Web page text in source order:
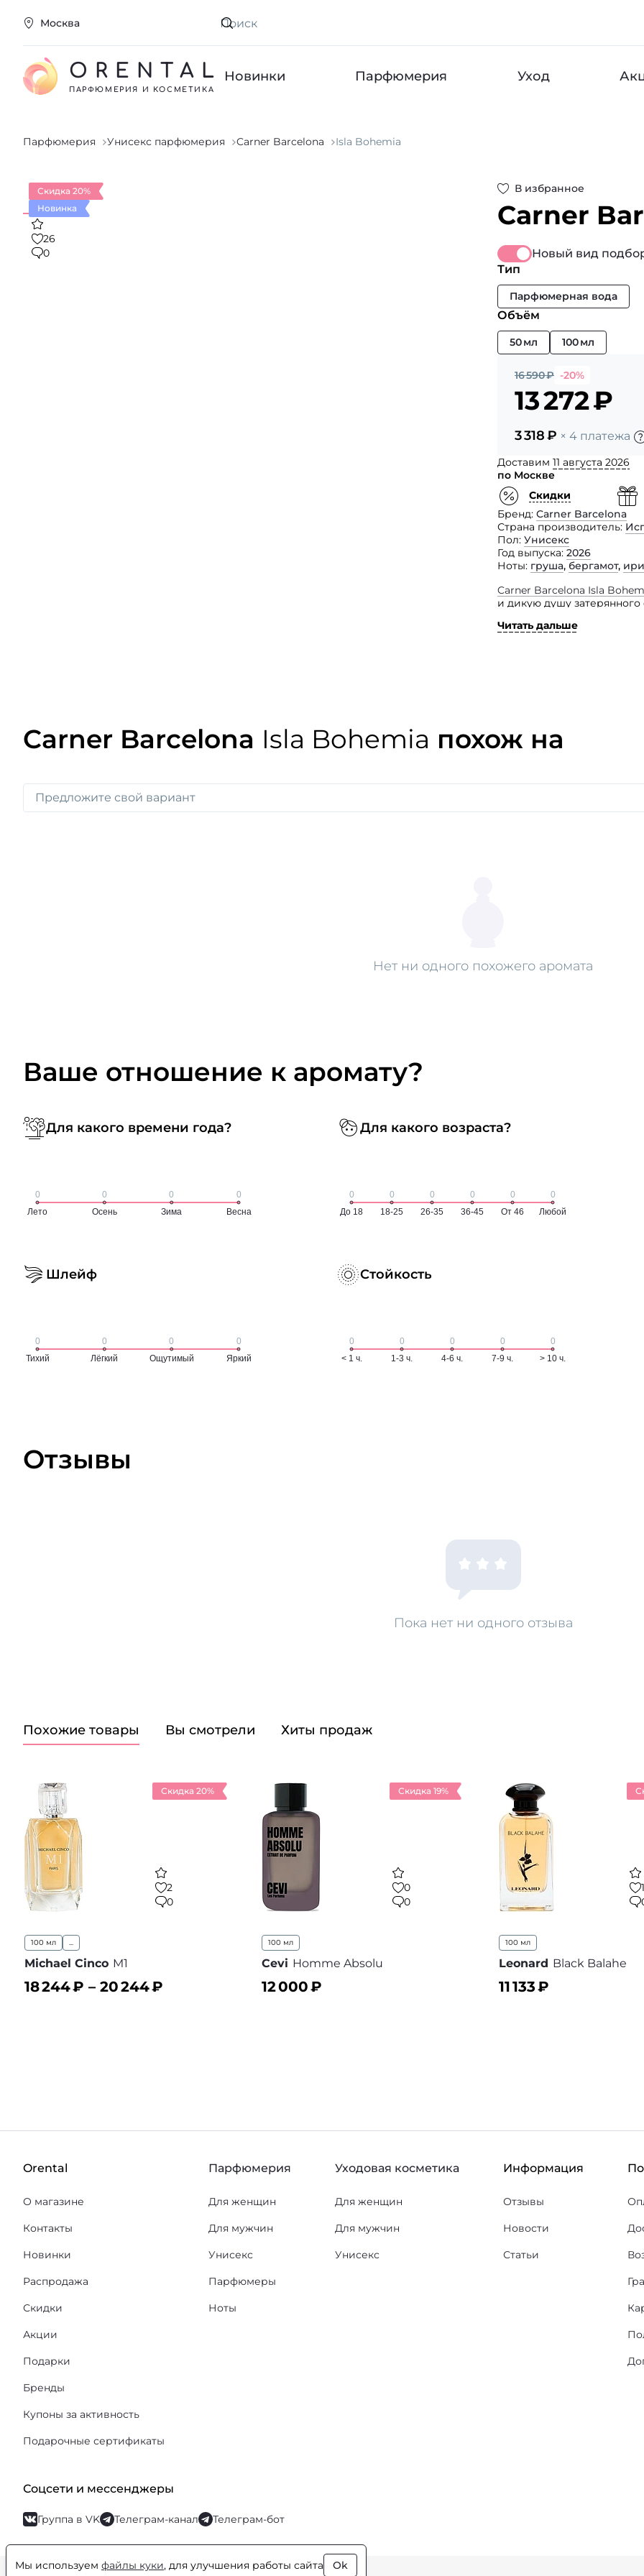
Москва Искать
ORENTAL
ПАРФЮМЕРИЯ И КОСМЕТИКА
Новинки Парфюмерия Уход
Парфюмерия Унисекс парфюмерия Carner Barcelona Isla Bohemia
В избранное
Carner
Скидка 20%
Новинка
26
0
Новый вид
Тип
Парфюмерная вода
Объём
50 мл 100 мл
16 590₽ -20%
13 272₽
3 318₽ × 4 платежа
Доставим 11 августа 2026
по Москве
Скидки
Бренд Carner Barcelona
Страна производитель
Пол Унисекс
Год выпуска 2026
Ноты груша, бергамот,
Carner Barcelona Isla
и дикую душу
Читать дальше
Carner Barcelona Isla Bohemia похож на
Нет ни одного похожего аромата
Ваше отношение к аромату?
Для какого времени года? Для какого возраста?
Шлейф Стойкость
Отзывы
Пока нет ни одного отзыва
Похожие товары Вы смотрели Хиты продаж
Скидка 20%
2
0
100 мл ...
Michael Cinco M1
18 244₽ – 20 244₽
Скидка 19%
0
0
100 мл
Cevi Homme Absolu
12 000₽
100 мл
Leonard Black Balahe
11 133₽
Orental
О магазине
Контакты
Новинки
Распродажа
Скидки
Акции
Подарки
Бренды
Купоны за активность
Подарочные сертификаты
Парфюмерия
Для женщин
Для мужчин
Унисекс
Парфюмеры
Ноты
Уходовая косметика
Для женщин
Для мужчин
Унисекс
Информация
Отзывы
Новости
Статьи
Соцсети и мессенджеры
Группа в VK Телеграм-канал Телеграм-бот
© Orental.ru 2007–2026Интернет-магазин парфюмерии и косметики
Мы используем файлы куки, для улучшения работы сайта Ok